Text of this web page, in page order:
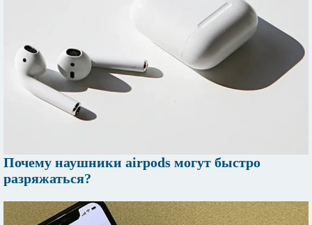
Почему наушники airpods могут быстро
разряжаться?